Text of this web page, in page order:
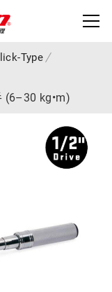
Type
(6–30 kg•m)